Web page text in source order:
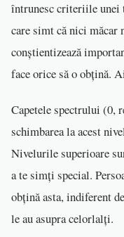
întrunesc criteriile unei
care simt că nici măcar
conștientizează
face orice să o obțină.
Capetele spectrului (0,
schimbarea la acest
Nivelurile superioare
a te simți special.
obțină asta, indiferent
le au asupra celorlalți.